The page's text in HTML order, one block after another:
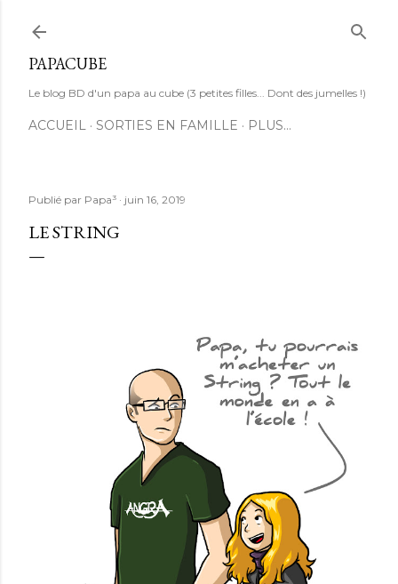
PAPACUBE
Le blog BD d'un papa au cube (3 petites filles... Dont des jumelles !)
ACCUEIL SORTIES EN FAMILLE PLUS…
Publié par Papa³ juin 16, 2019
LE STRING